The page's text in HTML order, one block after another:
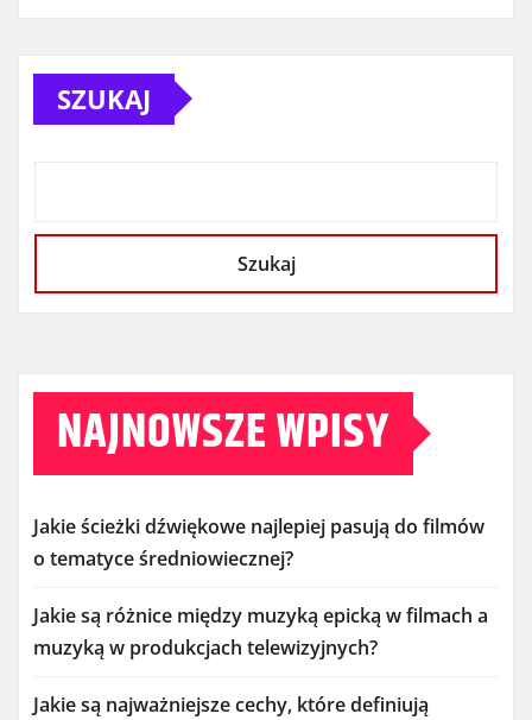
SZUKAJ
Szukaj
NAJNOWSZE WPISY
Jakie ścieżki dźwiękowe najlepiej pasują do filmów
o tematyce średniowiecznej?
Jakie są różnice między muzyką epicką w filmach a
muzyką w produkcjach telewizyjnych?
Jakie są najważniejsze cechy, które definiują